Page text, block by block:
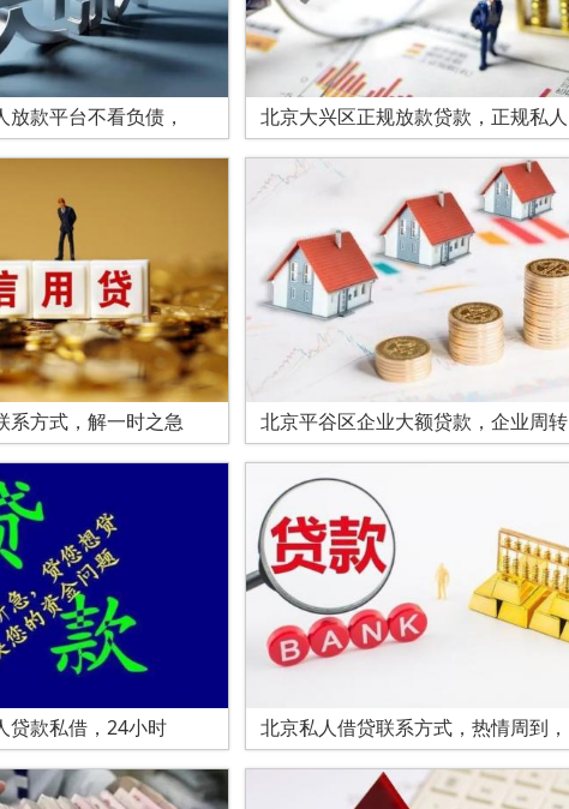
款平台不看负债， 北京大兴区正规放款贷款，正规私人
系方式，解一时之急 北京平谷区企业大额贷款，企业周转
贷款私借，24小时 北京私人借贷联系方式，热情周到，